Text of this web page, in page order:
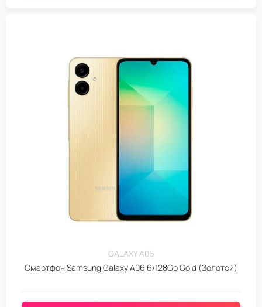
GALAXY A06
Смартфон Samsung Galaxy A06 6/128Gb Gold (Золотой)